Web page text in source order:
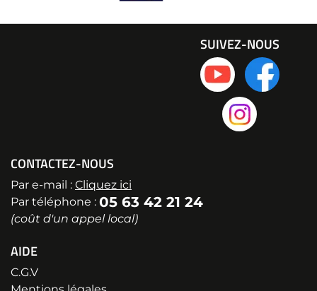
CONTACTEZ-NOUS
Par e-mail : Cliquez ici
Par téléphone : 05 63 42 21 24
(coût d'un appel local)
AIDE
C.G.V
SUIVEZ-NOUS